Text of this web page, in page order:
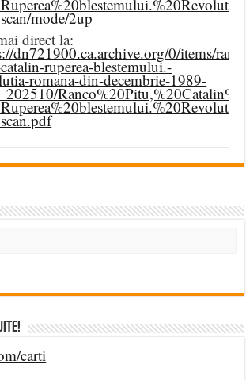
mode/2up
direct la:
dn721900.ca.archive.org/0/items/
ruperea-blestemului.-
romana-din-decembrie-1989-
carti